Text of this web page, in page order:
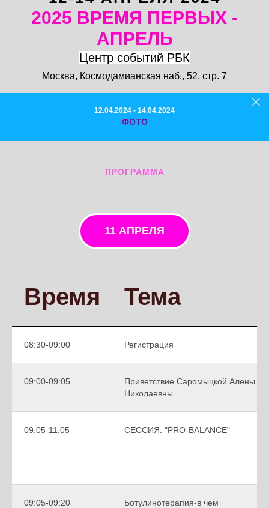
2025 ВРЕМЯ ПЕРВЫХ -
АПРЕЛЬ
Центр событий РБК
Москва, Космодамианская наб., 52, стр. 7
12.04.2024 - 14.04.2024
ФОТО
ПРОГРАММА
11 АПРЕЛЯ
Время Тема
08:30-09:00 Регистрация
09:00-09:05
Приветствие Саромыцкой Алены
Николаевны
09:05-11:05 СЕССИЯ: "PRO-BALANCE"
09:05-09:20
Ботулинотерапия-в чем